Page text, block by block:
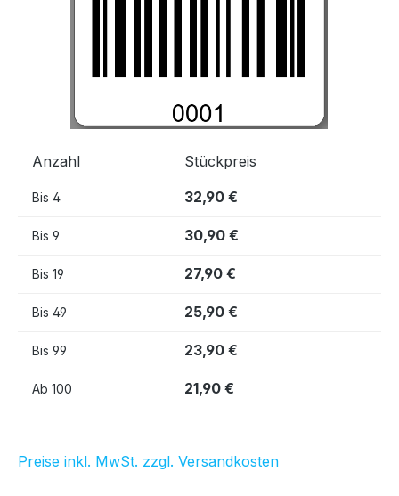
Anzahl Stückpreis
Bis 4 32,90 €
Bis 9 30,90 €
Bis 19 27,90 €
Bis 49 25,90 €
Bis 99 23,90 €
Ab 100 21,90 €
Preise inkl. MwSt. zzgl. Versandkosten